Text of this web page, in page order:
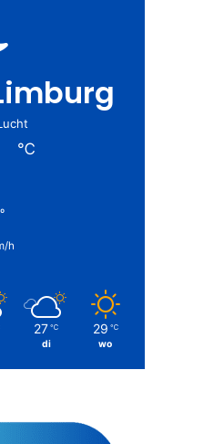
℃
h
27 ℃
di
29 ℃
wo